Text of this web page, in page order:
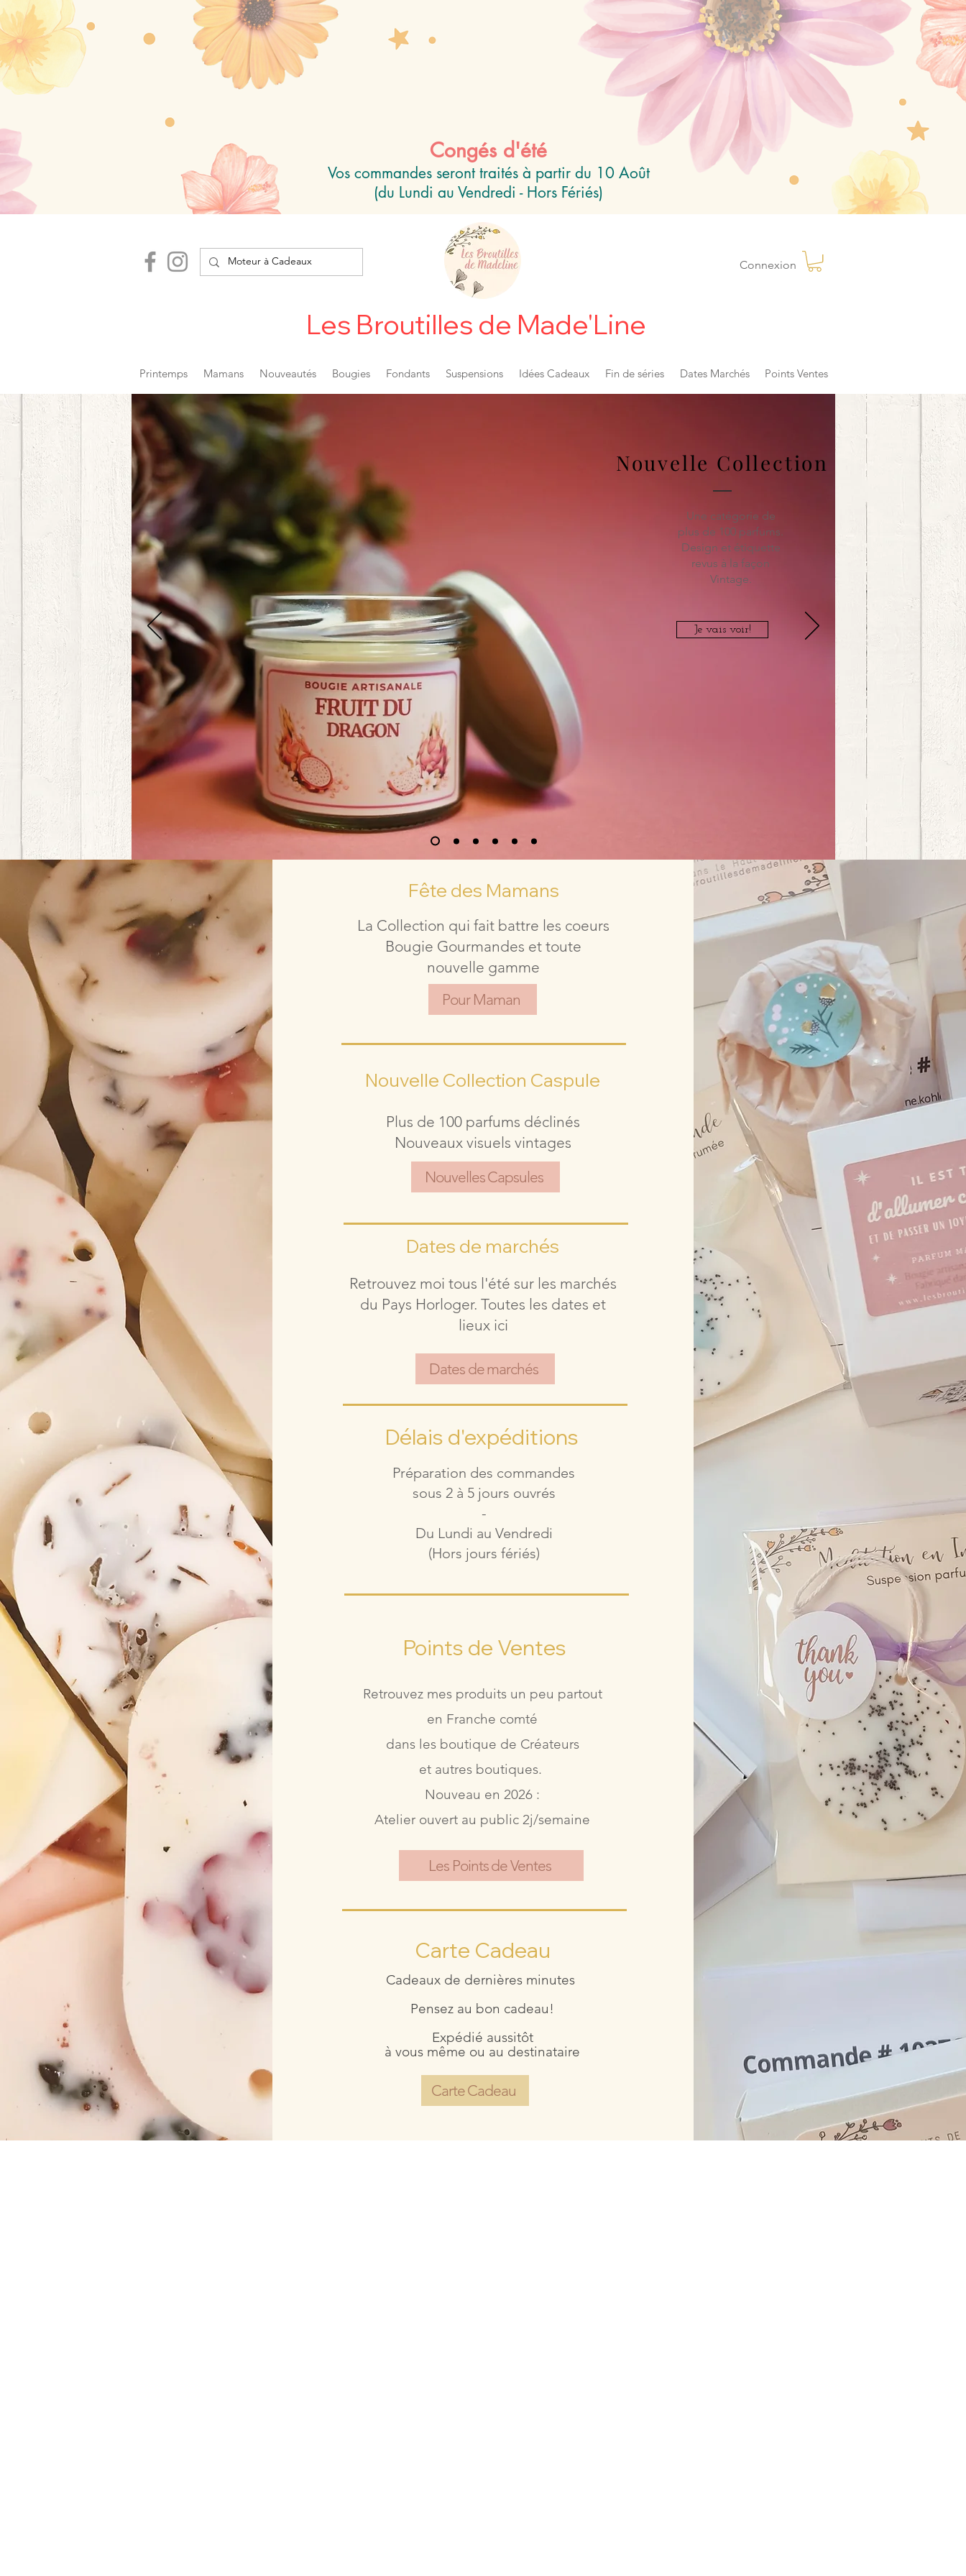
Congés d'été
Vos commandes seront traités à partir du 10 Août
(du Lundi au Vendredi - Hors Fériés)
Connexion
Les Broutilles de Made'Line
Printemps Mamans Nouveautés Bougies Fondants Suspensions Idées Cadeaux Fin de séries Dates Marchés Points Ventes
Nouvelle Collection
Une catégorie de
plus de 100 parfums.
Design et étiquette
revus à la façon
Vintage.
Je vais voir!
Fête des Mamans
La Collection qui fait battre les coeurs
Bougie Gourmandes et toute
nouvelle gamme
Pour Maman
Nouvelle Collection Caspule
Plus de 100 parfums déclinés
Nouveaux visuels vintages
Nouvelles Capsules
Dates de marchés
Retrouvez moi tous l'été sur les marchés
du Pays Horloger. Toutes les dates et
lieux ici
Dates de marchés
Délais d'expéditions
Préparation des commandes
sous 2 à 5 jours ouvrés
-
Du Lundi au Vendredi
(Hors jours fériés)
Points de Ventes
Retrouvez mes produits un peu partout
en Franche comté
dans les boutique de Créateurs
et autres boutiques.
Nouveau en 2026 :
Atelier ouvert au public 2j/semaine
Les Points de Ventes
Carte Cadeau
Cadeaux de dernières minutes
Pensez au bon cadeau!
Expédié aussitôt
à vous même ou au destinataire
Carte Cadeau